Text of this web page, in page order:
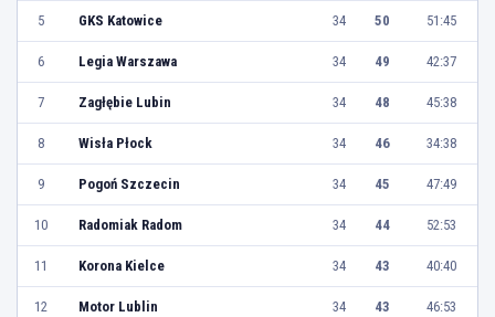
5 GKS Katowice 34 50 51:45
6 Legia Warszawa 34 49 42:37
7 Zagłębie Lubin 34 48 45:38
8 Wisła Płock 34 46 34:38
9 Pogoń Szczecin 34 45 47:49
10 Radomiak Radom 34 44 52:53
11 Korona Kielce 34 43 40:40
12 Motor Lublin 34 43 46:53